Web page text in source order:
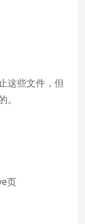
这些文件，但
页